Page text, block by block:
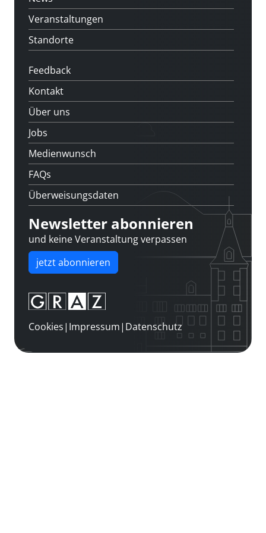
Veranstaltungen
Standorte
Feedback
Kontakt
Über uns
Jobs
Medienwunsch
FAQs
Überweisungsdaten
Newsletter abonnieren
und keine Veranstaltung verpassen
jetzt abonnieren
Cookies| Impressum| Datenschutz